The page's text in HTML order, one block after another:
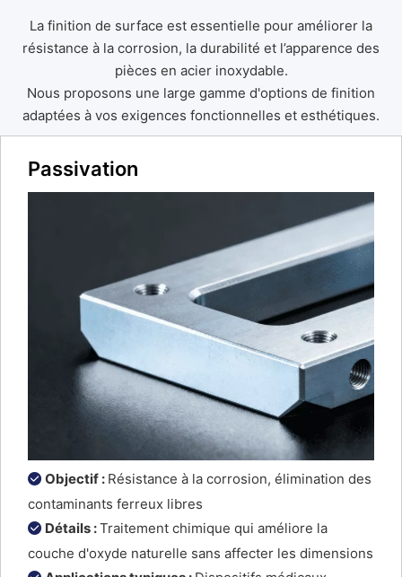
La finition de surface est essentielle pour améliorer la
résistance à la corrosion, la durabilité et l’apparence des
pièces en acier inoxydable.
Nous proposons une large gamme d'options de finition
adaptées à vos exigences fonctionnelles et esthétiques.
Passivation
 Objectif : Résistance à la corrosion, élimination des
contaminants ferreux libres
 Détails :Traitement chimique qui améliore la
couche d'oxyde naturelle sans affecter les dimensions